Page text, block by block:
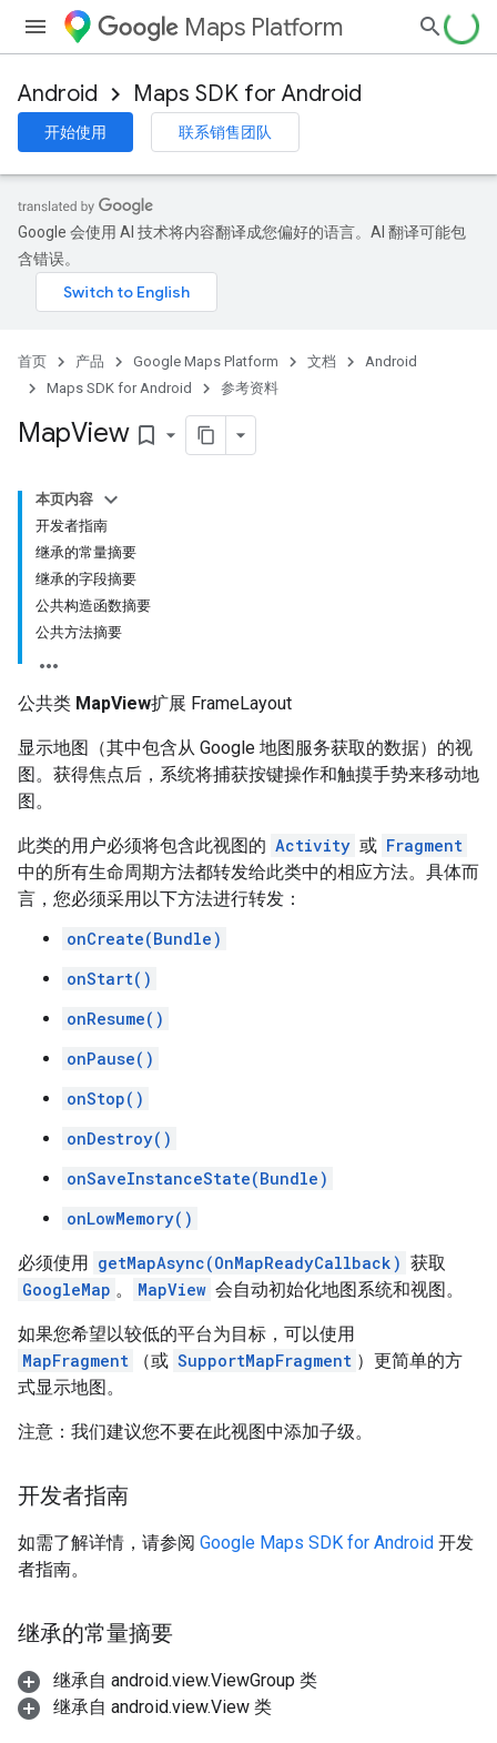
Maps Platform
Android Maps SDK for Android
开始使用 联系销售团队
Google 会使用 AI 技术将内容翻译成您偏好的语言。AI 翻译可能包
含错误。
首页 产品 Google Maps Platform 文档
Android
Maps SDK for Android
参考资料
MapView bookmark_border
本页内容
开发者指南
继承的常量摘要
继承的字段摘要
公共构造函数摘要
公共方法摘要
公共类 MapView扩展 FrameLayout
显示地图（其中包含从 Google 地图服务获取的数据）的视
图。获得焦点后，系统将捕获按键操作和触摸手势来移动地
图。
此类的用户必须将包含此视图的 Activity 或 Fragment
中的所有生命周期方法都转发给此类中的相应方法。具体而
言，您必须采用以下方法进行转发：
onCreate(Bundle)
onStart()
onResume()
onPause()
onStop()
onDestroy()
onSaveInstanceState(Bundle)
onLowMemory()
必须使用 getMapAsync(OnMapReadyCallback) 获取
GoogleMap 。 MapView 会自动初始化地图系统和视图。
如果您希望以较低的平台为目标，可以使用
MapFragment
（或 SupportMapFragment ）更简单的方
式显示地图。
注意：我们建议您不要在此视图中添加子级。
开发者指南
如需了解详情，请参阅 Google Maps SDK for Android 开发
者指南。
继承的常量摘要
继承自 android.view.ViewGroup 类
继承自 android.view.View 类